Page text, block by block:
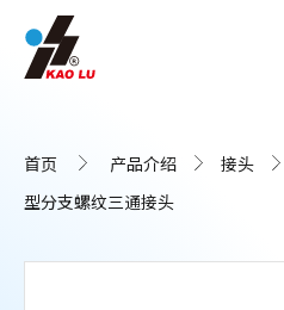
首页 产品介绍 接头
型分支螺纹三通接头
Cookie管理面板